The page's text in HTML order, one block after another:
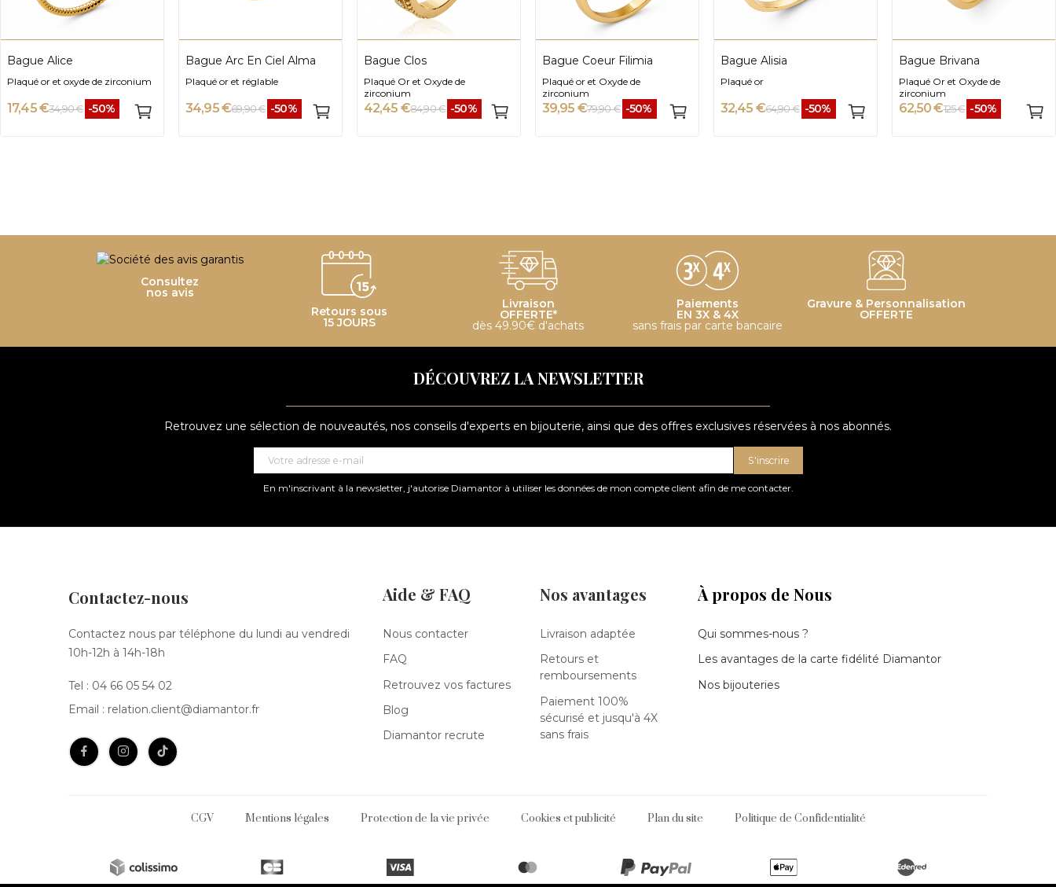
Bague Alice
Plaqué or et oxyde de zirconium
17,45 €34,90 € -50%
Bague Arc En Ciel Alma
Plaqué or et réglable
34,95 €69,90 € -50%
Bague Clos
Plaqué Or et Oxyde de
zirconium
42,45 €84,90 € -50%
Bague Coeur Filimia
Plaqué or et Oxyde de
zirconium
39,95 €79,90 € -50%
Bague Alisia
Plaqué or
32,45 €64,90 € -50%
Bague Brivana
Plaqué Or et Oxyde de
zirconium
62,50 €125 € -50%
Consultez
nos avis
Retours sous
15 JOURS
Livraison
OFFERTE*
dès 49.90€ d'achats
Paiements
EN 3X & 4X
sans frais par carte bancaire
Gravure & Personnalisation
OFFERTE
DÉCOUVREZ LA NEWSLETTER
Retrouvez une sélection de nouveautés, nos conseils d'experts en bijouterie, ainsi que des offres exclusives réservées à nos abonnés.
S'inscrire
En m'inscrivant à la newsletter, j'autorise Diamantor à utiliser les données de mon compte client afin de me contacter.
Contactez-nous
Contactez nous par téléphone du lundi au vendredi
10h-12h à 14h-18h
Tel : 04 66 05 54 02
Email : relation.client@diamantor.fr
Aide & FAQ
Nous contacter
FAQ
Retrouvez vos factures
Blog
Diamantor recrute
Nos avantages
Livraison adaptée
Retours et
remboursements
Paiement 100%
sécurisé et jusqu'à 4X
sans frais
À propos de Nous
Qui sommes-nous ?
Les avantages de la carte fidélité Diamantor
Nos bijouteries
CGV Mentions légales Protection de la vie privée Cookies et publicité Plan du site Politique de Confidentialité